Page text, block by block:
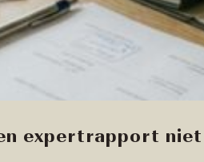
expertrapport